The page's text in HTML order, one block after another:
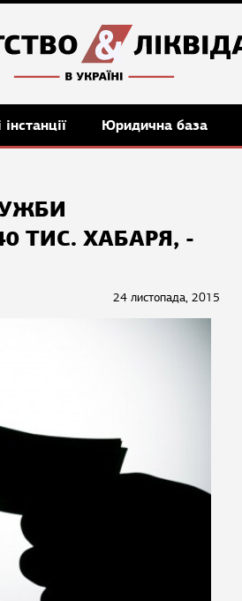
Юридична база
ТИС. ХАБАРЯ, -
24 листопада, 2015